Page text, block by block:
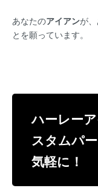
あなたのアイアンが
とを願っています。
ハーレー
スタムパ
気軽に！